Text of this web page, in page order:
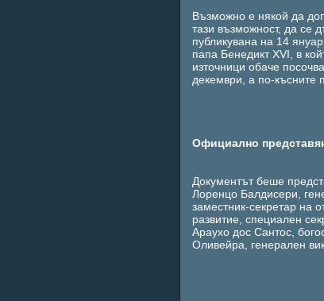
Възможно е някой да
тази възможност, да се
публикувана на 14
папа Бенедикт ХVІ, в
източници обаче
декември, а по-късните
Официално
Документът беше
Лоренцо Балдисери,
заместник-секретар на
развитие, специален
Араухо дос Сантос,
Оливейра, генерален